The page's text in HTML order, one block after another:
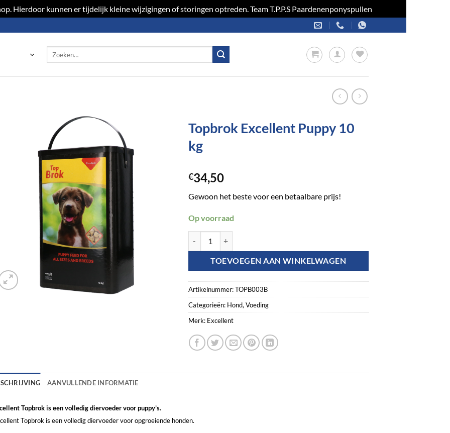
Hierdoor kunnen er tijdelijk kleine wijzigingen of storingen optreden. Team T.P.P.S Paardenenponyspullen
Topbrok Excellent Puppy 10
kg
€34,50
Gewoon het beste voor een betaalbare prijs!
Op voorraad
TOEVOEGEN AAN WINKELWAGEN
Artikelnummer:TOPB003B
Categorieën: Hond, Voeding
Merk: Excellent
AANVULLENDE INFORMATIE
Topbrok is een volledig diervoeder voor puppy’s.
Topbrok is een volledig diervoeder voor opgroeiende honden.